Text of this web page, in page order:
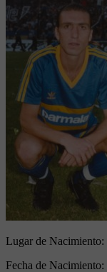
Lugar de Nacimiento:
Fecha de Nacimiento: